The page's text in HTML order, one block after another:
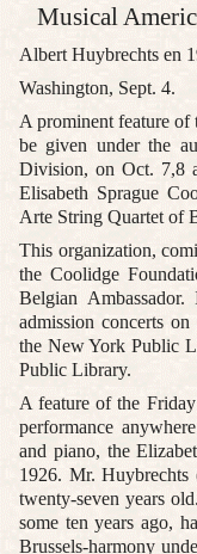
Musical
Albert Huybrechts en
Washington, Sept. 4.
A prominent feature
be given under the
Division, on Oct. 7,8
Elisabeth Sprague
Arte String Quartet of
This organization,
the Coolidge
Belgian
admission concerts
the New York Public
Public Library.
A feature of the
performance
and piano, the
1926. Mr.
twenty-seven years
some ten years ago,
Brussels-harmony